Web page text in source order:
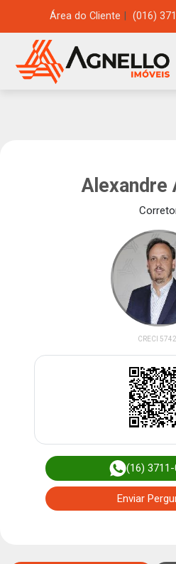
Área do Cliente (016)
Alexandre
CRECI
(16)
Enviar